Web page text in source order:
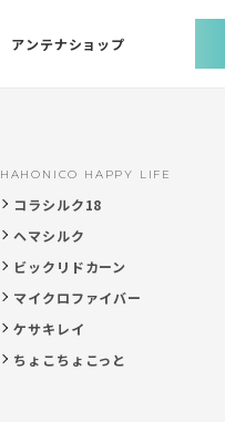
アンテナショップ
HAHONICO HAPPY LIFE
コラシルク18
ヘマシルク
ビックリドカーン
マイクロファイバー
ケサキレイ
ちょこちょこっと